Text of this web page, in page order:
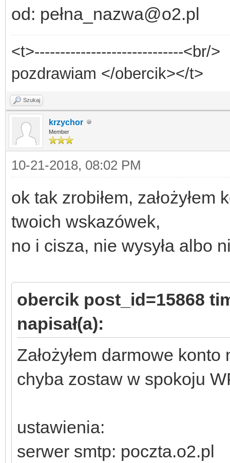
od: pełna_nazwa@o2.pl
<t>-----------------------------<br/>
pozdrawiam </obercik></t>
Szukaj
krzychor
Member
10-21-2018, 08:02 PM
ok tak zrobiłem,
twoich wskazówek,
no i cisza, nie wysyła albo
obercik post_id=15868
napisał(a):
Założyłem darmowe
chyba zostaw w spokoju
ustawienia:
serwer smtp: poczta.o2.pl